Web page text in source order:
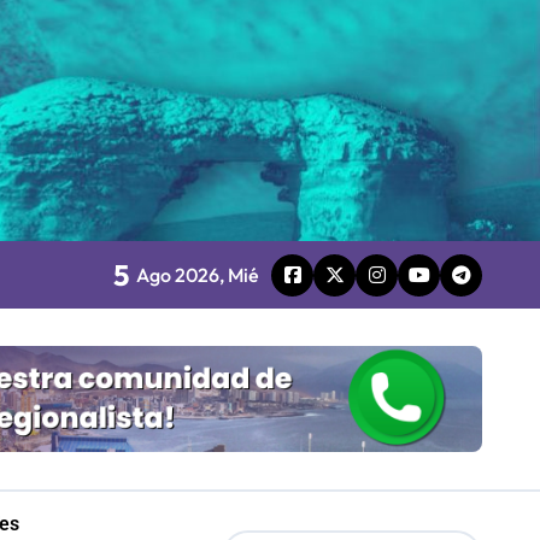
2.0”
5 Ago 2026, Mié